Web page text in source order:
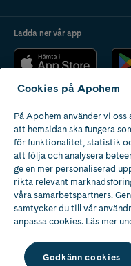
Ladda ner vår app
Apotek med tillstånd
av Läkemedelsverket
Cookies på Apohem
På Apohem använder vi
att hemsidan ska fungera
för funktionalitet, statistik
att följa och analysera
ge en mer personaliserad
rikta relevant
våra samarbetspartners.
samtycker du till vår
anpassa cookies. Läs mer
Godkänn cookies